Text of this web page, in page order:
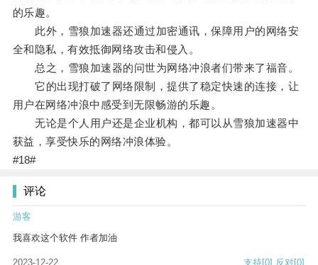
的乐趣。
此外，雪狼加速器还通过加密通讯，保障用户的网络安
全和隐私，有效抵御网络攻击和侵入。
总之，雪狼加速器的问世为网络冲浪者们带来了福音。
它的出现打破了网络限制，提供了稳定快速的连接，让
用户在网络冲浪中感受到无限畅游的乐趣。
无论是个人用户还是企业机构，都可以从雪狼加速器中
获益，享受快乐的网络冲浪体验。
#18#
评论
游客
我喜欢这个软件 作者加油
2023-12-22 支持[0] 反对[0]